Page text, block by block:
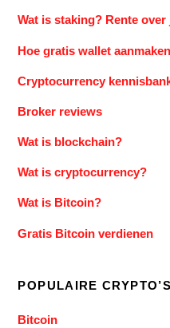
Wat is staking? Rente
Hoe gratis wallet
Cryptocurrency
Broker reviews
Wat is blockchain?
Wat is cryptocurrency?
Wat is Bitcoin?
Gratis Bitcoin verdienen
POPULAIRE CRYPTO’S
Bitcoin